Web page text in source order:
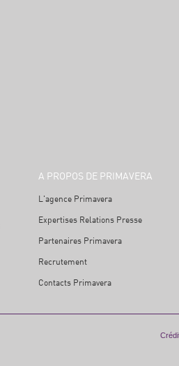
A PROPOS DE PRIMAVERA
L'agence Primavera
Expertises Relations Presse
Partenaires Primavera
Recrutement
Contacts Primavera